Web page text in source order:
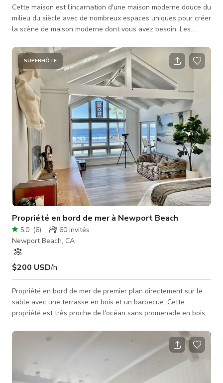
Cette maison est l'incarnation d'une maison moderne douce du
milieu du siècle avec de nombreux espaces uniques pour créer
la scène de maison moderne dont vous avez besoin. Les
rassemblements autour du foyer ou des repas, au repos à
l'intérieur près ou dans la piscine, la cuisine ou l'entraînement.
La disposition est très ouverte avec des planchers en chêne
blanc et des plafonds voûtés. Il y a de nombreux espaces
définis et uniq
SUPERHÔTE
Propriété en bord de mer à Newport Beach
5.0 (6) 60 invités
Newport Beach, CA
$200 USD/h
Propriété en bord de mer de premier plan directement sur le
sable avec une terrasse en bois et un barbecue. Cette
propriété est très proche de l'océan sans promenade en bois,
privé ! Vous pouvez louer uniquement la terrasse ou la maison
assurer la sécurité de nos invités et de la propriété, nous
avons installé une sonnette Ring et une caméra Ring dans le